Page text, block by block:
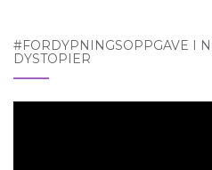
#FORDYPNINGSOPPGAVE I
DYSTOPIER